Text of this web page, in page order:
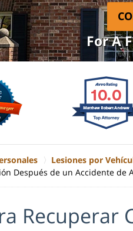
For A
Lesiones por
Después de un Accidente de
Recuperar